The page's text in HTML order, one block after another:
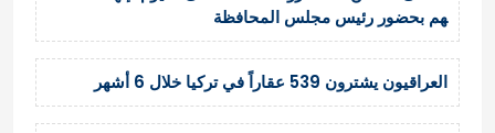
هم بحضور رئيس مجلس المحافظة
العراقيون يشترون 539 عقاراً في تركيا خلال 6 أشهر